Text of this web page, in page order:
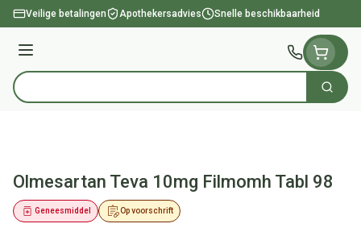
Ga naar de inhoud
Veilige betalingen Apothekersadvies Snelle beschikbaarheid
Menu
Product, merk, categorie... Zoek
Olmesartan Teva 10mg Filmomh Tabl 98
Op voorschrift
Geneesmiddel